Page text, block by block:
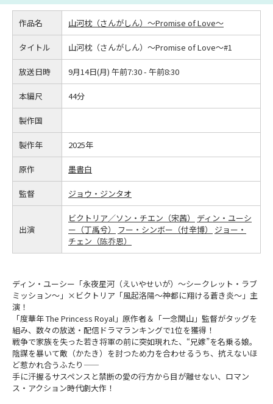
作品名 山河枕（さんがしん）～Promise of Love～
タイトル 山河枕（さんがしん）～Promise of Love～#1
放送日時 9月14日(月) 午前7:30 - 午前8:30
本編尺 44分
製作国
製作年 2025年
原作 墨書白
監督 ジョウ・ジンタオ
出演
ビクトリア／ソン・チエン（宋茜）
ディン・ユーシ
ー（丁禹兮）
フー・シンボー（付辛博）
ジョー・
チェン（陈乔恩）
ディン・ユーシー「永夜星河（えいやせいが）～シークレット・ラブ
ミッション～」×ビクトリア「風起洛陽～神都に翔ける蒼き炎～」主
演！
「度華年 The Princess Royal」原作者＆「一念関山」監督がタッグを
組み、数々の放送・配信ドラマランキングで1位を獲得！
戦争で家族を失った若き将軍の前に突如現れた、“兄嫁”を名乗る娘。
陰謀を暴いて敵（かたき）を討つため力を合わせるうち、抗えないほ
ど惹かれ合うふたり――
手に汗握るサスペンスと禁断の愛の行方から目が離せない、ロマン
ス・アクション時代劇大作！